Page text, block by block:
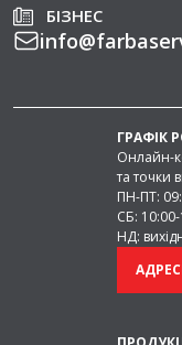
БІЗНЕС
info@
ГРАФІК
Онлайн-
та точки
ПН-ПТ:
СБ:
НД: